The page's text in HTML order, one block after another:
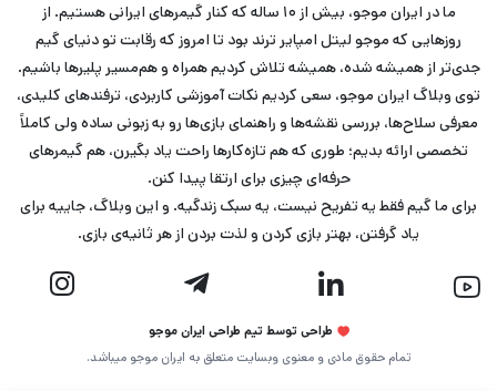
ما در ایران موجو، بیش از ۱۰ ساله که کنار گیمرهای ایرانی هستیم. از
روزهایی که موجو لیتل امپایر ترند بود تا امروز که رقابت تو دنیای گیم
جدی‌تر از همیشه شده، همیشه تلاش کردیم همراه و هم‌مسیر پلیرها باشیم.
توی وبلاگ ایران موجو، سعی کردیم نکات آموزشی کاربردی، ترفندهای کلیدی،
معرفی سلاح‌ها، بررسی نقشه‌ها و راهنمای بازی‌ها رو به زبونی ساده ولی کاملاً
تخصصی ارائه بدیم؛ طوری که هم تازه‌کارها راحت یاد بگیرن، هم گیمرهای
حرفه‌ای چیزی برای ارتقا پیدا کنن.
برای ما گیم فقط یه تفریح نیست، یه سبک زندگیه. و این وبلاگ، جاییه برای
یاد گرفتن، بهتر بازی کردن و لذت بردن از هر ثانیه‌ی بازی.
طراحی توسط تیم طراحی ایران موجو
تمام حقوق مادی و معنوی وبسایت متعلق به ایران موجو میباشد.